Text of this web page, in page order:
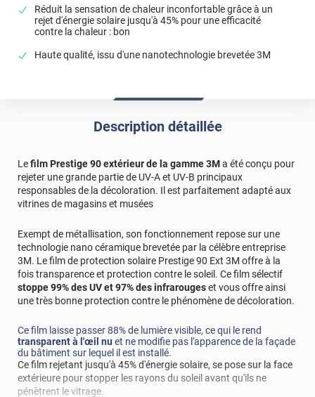
Réduit la sensation de chaleur inconfortable grâce à un
rejet d'énergie solaire jusqu'à 45% pour une efficacité
contre la chaleur : bon
Haute qualité, issu d'une nanotechnologie brevetée 3M
Description détaillée
Lefilm Prestige 90 extérieur de la gamme 3Ma été conçu pour
rejeter une grande partie de UV-A et UV-B principaux
responsables de la décoloration. Il est parfaitement adapté aux
vitrines de magasins et musées
Exempt de métallisation, son fonctionnement repose sur une
technologie nano céramique brevetée par la célèbre entreprise
3M. Le film de protection solaire Prestige 90 Ext 3M offre à la
fois transparence et protection contre le soleil. Ce film sélectif
stoppe 99% des UV et 97% des infrarougeset vous offre ainsi
une très bonne protection contre le phénomène de décoloration.
Ce film laisse passer 88% de lumière visible, ce qui le rend
transparent à l'œil nu et ne modifie pas l'apparence de la façade
du bâtiment sur lequel il est installé.
Ce film rejetant jusqu'à 45% d'énergie solaire, se pose sur la face
extérieure pour stopper les rayons du soleil avant qu'ils ne
pénètrent le vitrage.